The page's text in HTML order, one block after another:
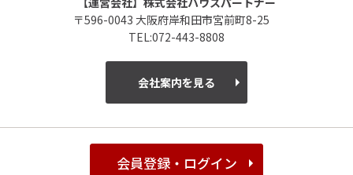
〒596-0043 大阪府岸和田市宮前町8-25
TEL:072-443-8808
会社案内を見る
会員登録・ログイン